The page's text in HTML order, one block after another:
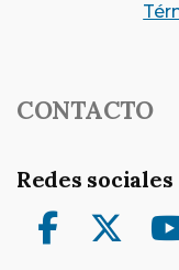
CONTACTO
Redes sociales